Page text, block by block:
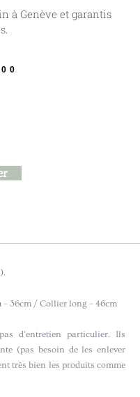
à Genève et garantis
– 36cm / Collier long – 46cm
d’entretien particulier. Ils
(pas besoin de les enlever
très bien les produits comme